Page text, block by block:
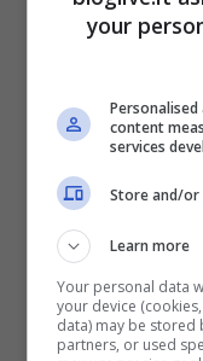
your
content
services
Store and/or
Learn more
Your personal data
your device
data) may be stored
partners, or used